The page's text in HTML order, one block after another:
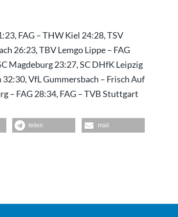
FAG – THW Kiel 24:28, TSV
26:23, TBV Lemgo Lippe – FAG
Magdeburg 23:27, SC DHfK Leipzig
VfL Gummersbach – Frisch Auf
– FAG 28:34, FAG – TVB Stuttgart
teilen mail